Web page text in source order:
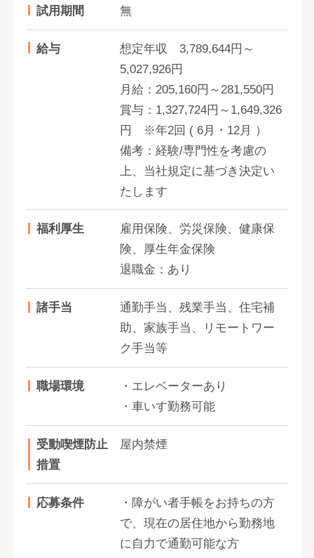
試用期間 無
給与
想定年収 3,789,644円～
5,027,926円
月給：205,160円～281,550円
賞与：1,327,724円～1,649,326
円 ※年2回 ( 6月・12月 ）
備考：経験/専門性を考慮の
上、当社規定に基づき決定い
たします
福利厚生
雇用保険、労災保険、健康保
険、厚生年金保険
退職金：あり
諸手当
通勤手当、残業手当、住宅補
助、家族手当、リモートワー
ク手当等
職場環境
・エレベーターあり
・車いす勤務可能
受動喫煙防止
措置
屋内禁煙
応募条件
・障がい者手帳をお持ちの方
で、現在の居住地から勤務地
に自力で通勤可能な方